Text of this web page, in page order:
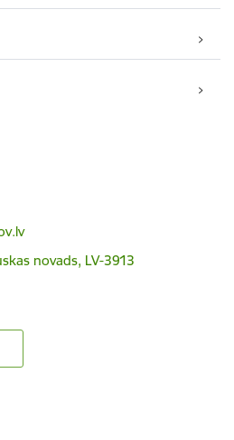
novads, LV-3913